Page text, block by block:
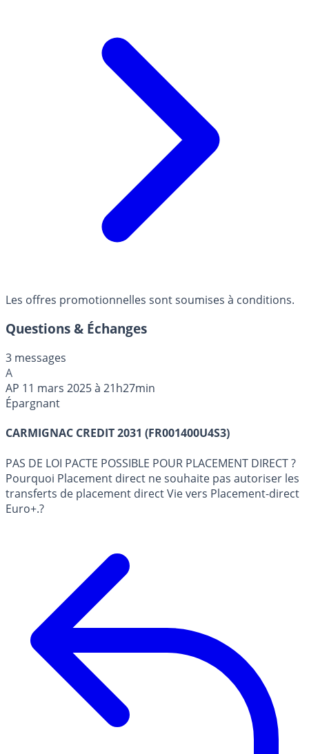
Les offres promotionnelles sont soumises à conditions.
Questions & Échanges
3 messages
A
AP 11 mars 2025 à 21h27min
Épargnant
CARMIGNAC CREDIT 2031 (FR001400U4S3)
PAS DE LOI PACTE POSSIBLE POUR PLACEMENT DIRECT ?
Pourquoi Placement direct ne souhaite pas autoriser les
transferts de placement direct Vie vers Placement-direct
Euro+.?